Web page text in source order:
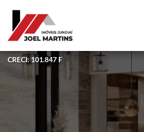
CRECI: 101.847 F